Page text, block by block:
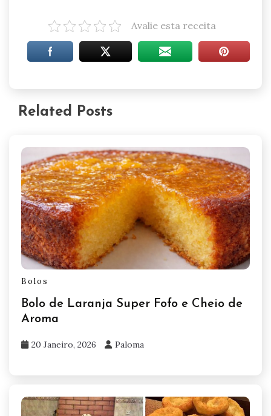
Avalie esta receita
Related Posts
Bolos
Bolo de Laranja Super Fofo e Cheio de
Aroma
20 Janeiro, 2026 Paloma